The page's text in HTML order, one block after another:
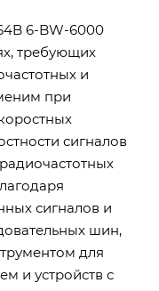
6-BW-6000
требующих
и
при
сигналов
сигналов и
шин,
для
и устройств с